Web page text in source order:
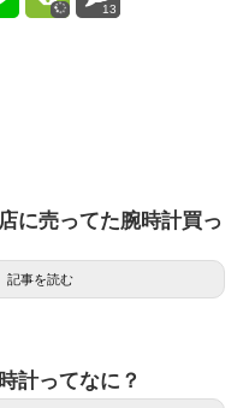
13
に売ってた腕時計買っ
記事を読む
計ってなに？